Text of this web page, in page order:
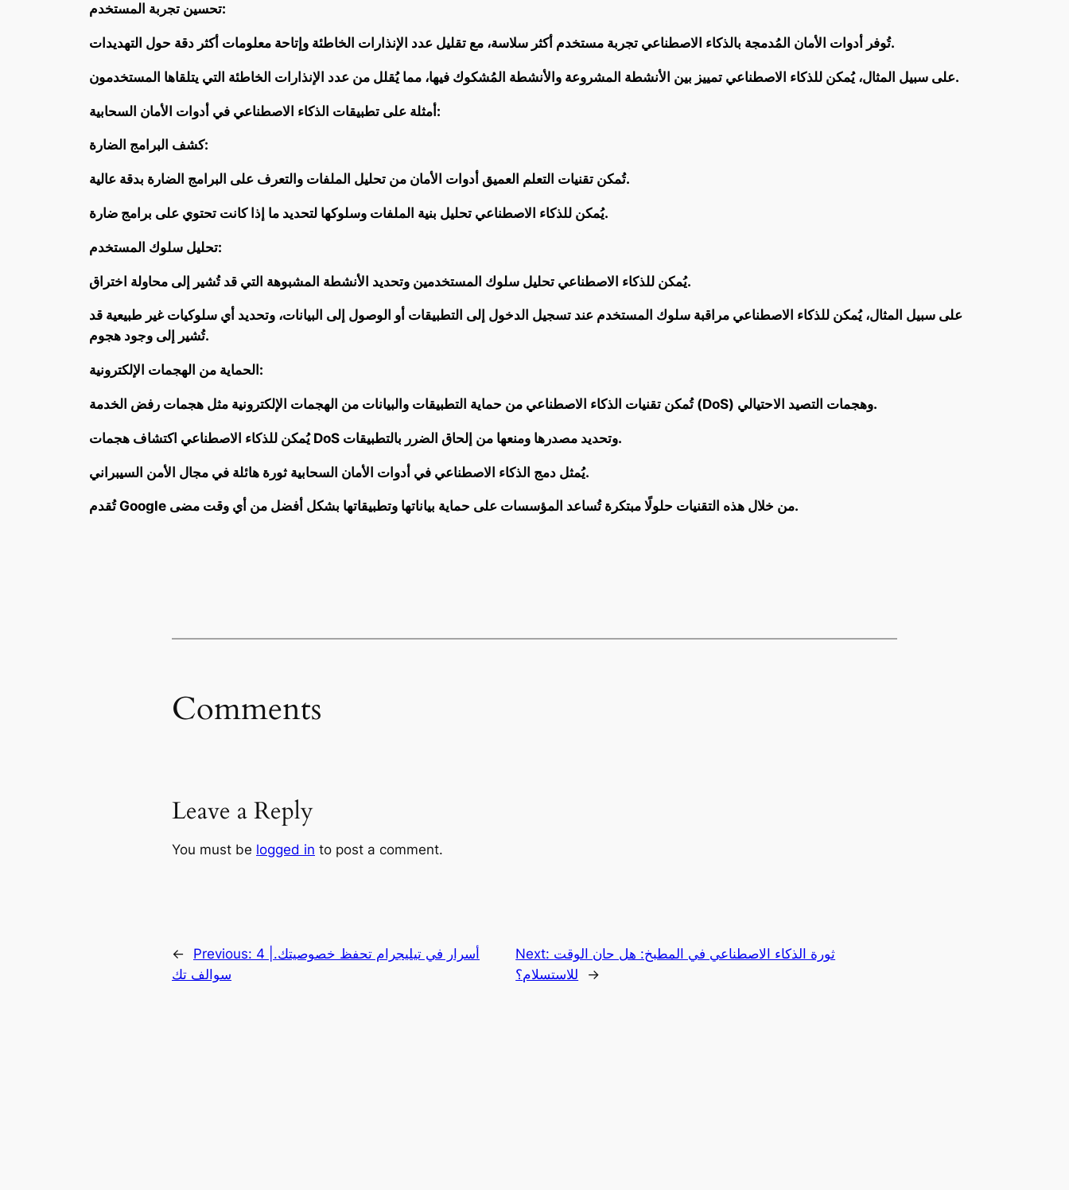
تحسين تجربة المستخدم:
تُوفر أدوات الأمان المُدمجة بالذكاء الاصطناعي تجربة مستخدم أكثر سلاسة، مع تقليل عدد الإنذارات الخاطئة وإتاحة معلومات أكثر دقة حول التهديدات.
على سبيل المثال، يُمكن للذكاء الاصطناعي تمييز بين الأنشطة المشروعة والأنشطة المُشكوك فيها، مما يُقلل من عدد الإنذارات الخاطئة التي يتلقاها المستخدمون.
أمثلة على تطبيقات الذكاء الاصطناعي في أدوات الأمان السحابية:
كشف البرامج الضارة:
تُمكن تقنيات التعلم العميق أدوات الأمان من تحليل الملفات والتعرف على البرامج الضارة بدقة عالية.
يُمكن للذكاء الاصطناعي تحليل بنية الملفات وسلوكها لتحديد ما إذا كانت تحتوي على برامج ضارة.
تحليل سلوك المستخدم:
يُمكن للذكاء الاصطناعي تحليل سلوك المستخدمين وتحديد الأنشطة المشبوهة التي قد تُشير إلى محاولة اختراق.
على سبيل المثال، يُمكن للذكاء الاصطناعي مراقبة سلوك المستخدم عند تسجيل الدخول إلى التطبيقات أو الوصول إلى البيانات، وتحديد أي سلوكيات غير طبيعية قد
تُشير إلى وجود هجوم.
الحماية من الهجمات الإلكترونية:
تُمكن تقنيات الذكاء الاصطناعي من حماية التطبيقات والبيانات من الهجمات الإلكترونية مثل هجمات رفض الخدمة (DoS) وهجمات التصيد الاحتيالي.
يُمكن للذكاء الاصطناعي اكتشاف هجمات DoS وتحديد مصدرها ومنعها من إلحاق الضرر بالتطبيقات.
يُمثل دمج الذكاء الاصطناعي في أدوات الأمان السحابية ثورة هائلة في مجال الأمن السيبراني.
تُقدم Google من خلال هذه التقنيات حلولًا مبتكرة تُساعد المؤسسات على حماية بياناتها وتطبيقاتها بشكل أفضل من أي وقت مضى.
Comments
Leave a Reply
You must be logged in to post a comment.
← Previous: 4 أسرار في تيليجرام تحفظ خصوصيتك.|
سوالف تك
Next: ثورة الذكاء الاصطناعي في المطبخ: هل حان الوقت
للاستسلام؟
→